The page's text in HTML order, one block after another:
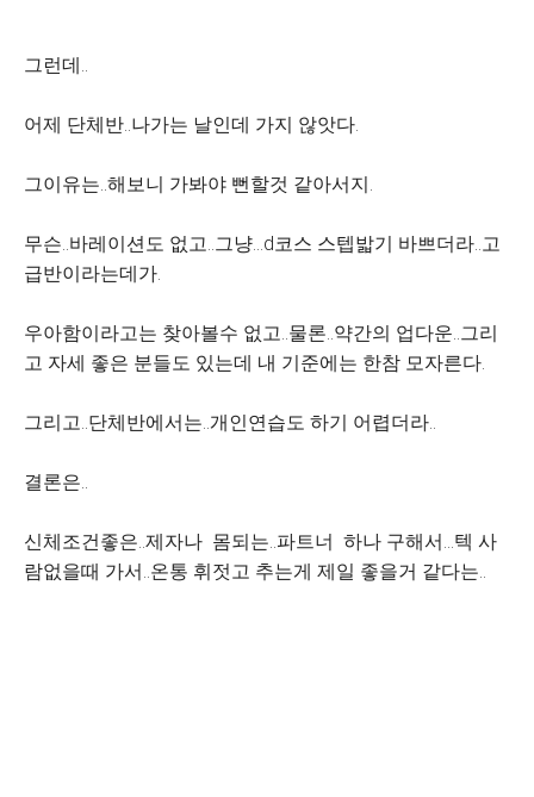
그런데..
어제 단체반..나가는 날인데 가지 않앗다.
그이유는..해보니 가봐야 뻔할것 같아서지.
무슨..바레이션도 없고..그냥...d코스 스텝밟기 바쁘더라..고
급반이라는데가.
우아함이라고는 찾아볼수 없고..물론..약간의 업다운..그리
고 자세 좋은 분들도 있는데 내 기준에는 한참 모자른다.
그리고..단체반에서는..개인연습도 하기 어렵더라..
결론은..
신체조건좋은..제자나 몸되는..파트너 하나 구해서...텍 사
람없을때 가서..온통 휘젓고 추는게 제일 좋을거 같다는..